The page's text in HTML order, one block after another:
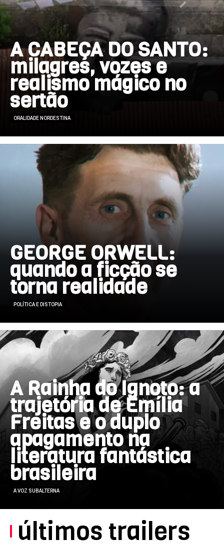
A CABEÇA DO SANTO:
milagres, vozes e
realismo mágico no
sertão
ORALIDADE NORDESTINA
GEORGE ORWELL:
quando a ficção se
torna realidade
POLÍTICA E DISTOPIA
A Rainha do Ignoto: a
trajetória de Emília
Freitas e o duplo
apagamento na
literatura fantástica
brasileira
A VOZ SUBALTERNA
últimos trailers